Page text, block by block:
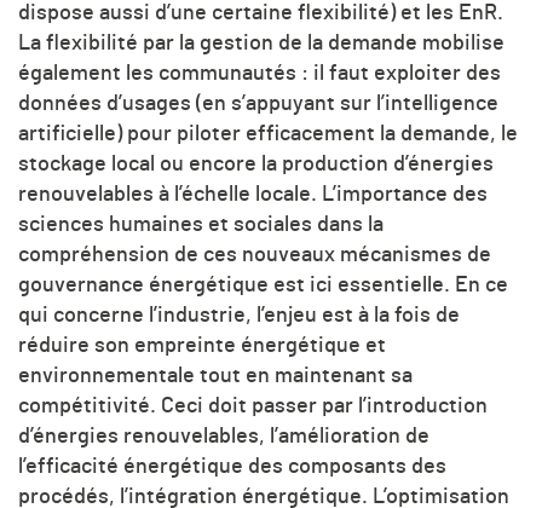
dispose aussi d’une certaine flexibilité) et les EnR.
La flexibilité par la gestion de la demande mobilise
également les communautés : il faut exploiter des
données d’usages (en s’appuyant sur l’intelligence
artificielle) pour piloter efficacement la demande, le
stockage local ou encore la production d’énergies
renouvelables à l’échelle locale. L’importance des
sciences humaines et sociales dans la
compréhension de ces nouveaux mécanismes de
gouvernance énergétique est ici essentielle. En ce
qui concerne l’industrie, l’enjeu est à la fois de
réduire son empreinte énergétique et
environnementale tout en maintenant sa
compétitivité. Ceci doit passer par l’introduction
d’énergies renouvelables, l’amélioration de
l’efficacité énergétique des composants des
procédés, l’intégration énergétique. L’optimisation